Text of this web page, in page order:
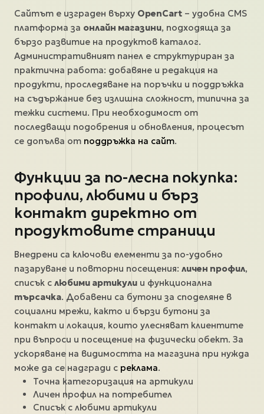
Сайтът е изграден върху OpenCart – удобна CMS
платформа за онлайн магазини, подходяща за
бързо развитие на продуктов каталог.
Административният панел е структуриран за
практична работа: добавяне и редакция на
продукти, проследяване на поръчки и поддръжка
на съдържание без излишна сложност, типична за
тежки системи. При необходимост от
последващи подобрения и обновления, процесът
се допълва от поддръжка на сайт.
Функции за по-лесна покупка:
профили, любими и бърз
контакт директно от
продуктовите страници
Внедрени са ключови елементи за по-удобно
пазаруване и повторни посещения: личен профил,
списък с любими артикули и функционална
търсачка. Добавени са бутони за споделяне в
социални мрежи, както и бързи бутони за
контакт и локация, които улесняват клиентите
при въпроси и посещение на физически обект. За
ускоряване на видимостта на магазина при нужда
може да се надгради с реклама.
Точна категоризация на артикули
Личен профил на потребител
Списък с любими артикули